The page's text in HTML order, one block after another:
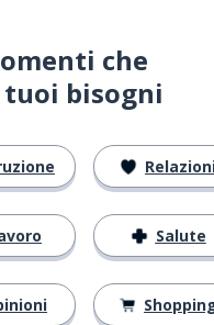
che
bisogni
Salute